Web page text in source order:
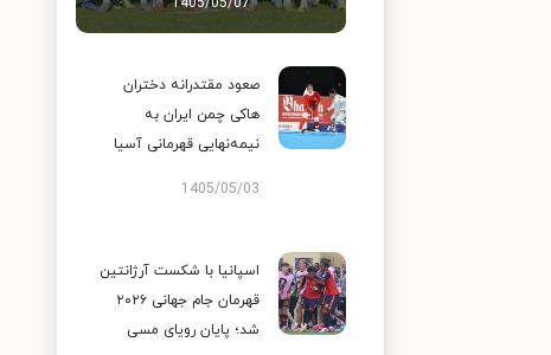
صعود مقتدرانه دختران
هاکی چمن ایران به
نیمه‌نهایی قهرمانی آسیا
1405/05/03
اسپانیا با شکست آرژانتین
قهرمان جام جهانی ۲۰۲۶
شد؛ پایان رویای مسی